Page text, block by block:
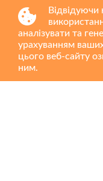
Відвідуючи
аналізувати та
урахуванням
цього веб-сайту
ним.